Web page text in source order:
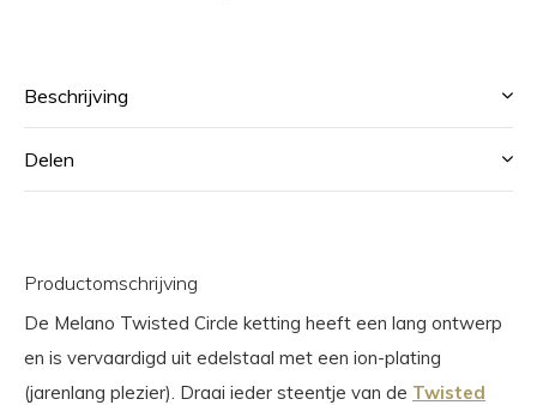
Beschrijving
Delen
Productomschrijving
De Melano Twisted Circle ketting heeft een lang ontwerp
en is vervaardigd uit edelstaal met een ion-plating
(jarenlang plezier). Draai ieder steentje van de Twisted